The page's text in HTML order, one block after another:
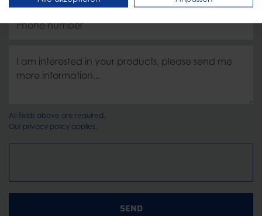
All fields above are required.
Our privacy policy applies.
SEND